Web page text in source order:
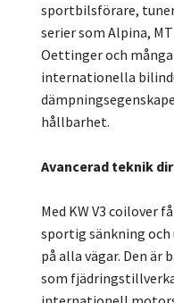
sportbilsförare,
serier som Alpina,
Oettinger och
internationella
hållbarhet.
Avancerad teknik
Med KW V3 coilover
sportig sänkning
på alla vägar. Den är
som